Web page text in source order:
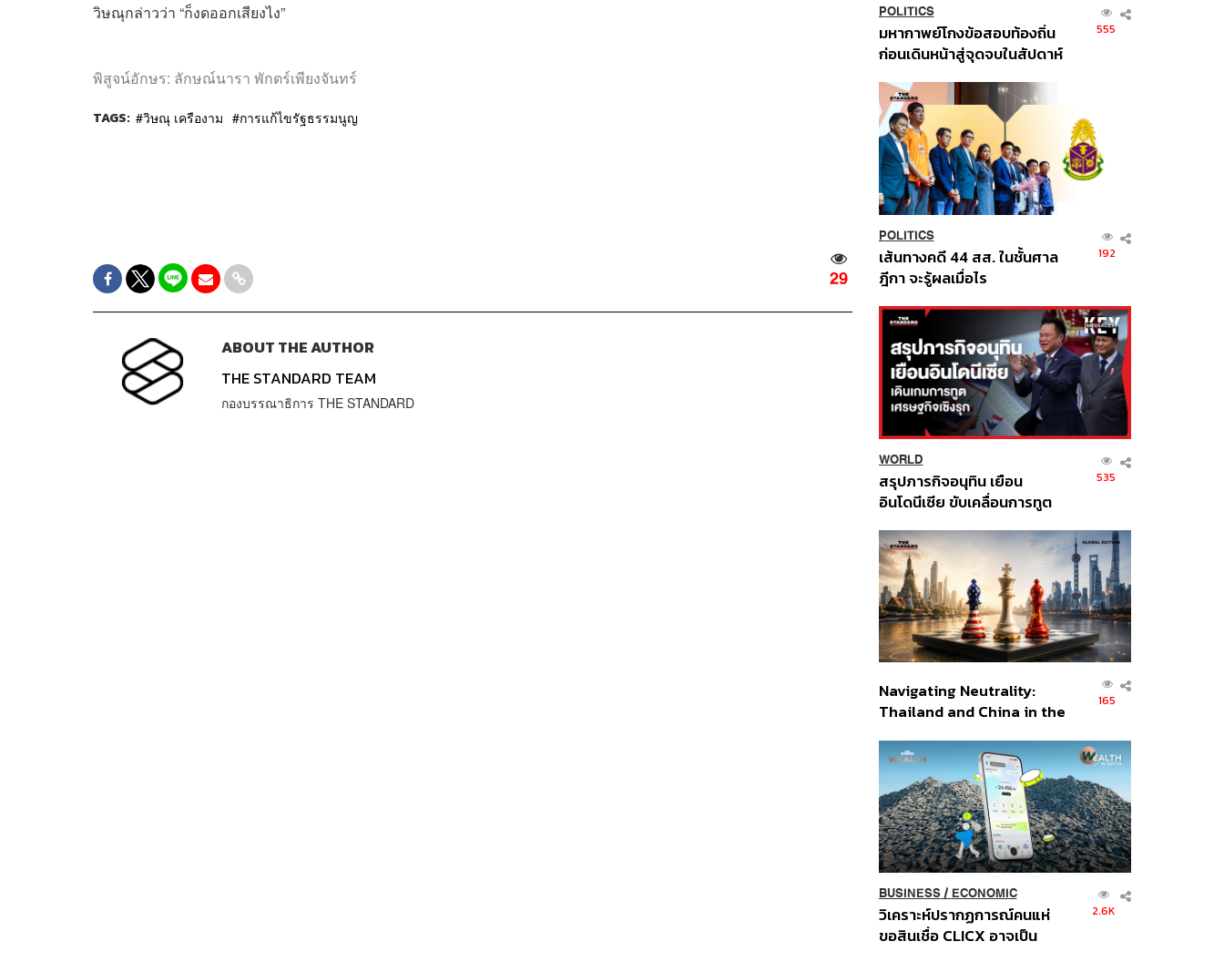
วิษณุกล่าวว่า “ก็งดออกเสียงไง”
พิสูจน์อักษร: ลักษณ์นารา พักตร์เพียงจันทร์
TAGS: วิษณุ เครืองาม การแก้ไขรัฐธรรมนูญ
29
ABOUT THE AUTHOR
THE STANDARD TEAM
กองบรรณาธิการ THE STANDARD
POLITICS
มหากาพย์โกงข้อสอบท้องถิ่น
ก่อนเดินหน้าสู่จุดจบในสัปดาห์
555
POLITICS
เส้นทางคดี 44 สส. ในชั้นศาล
ฎีกา จะรู้ผลเมื่อไร
192
WORLD
สรุปภารกิจอนุทิน เยือน
อินโดนีเซีย ขับเคลื่อนการทูต
ส่วนยุทธศาสตร์ไทย –
อินโดนีเซีย
535
Navigating Neutrality:
Thailand and China in the
Order
165
BUSINESS/ ECONOMIC
วิเคราะห์ปรากฏการณ์คนแห่
ขอสินเชื่อ CLICX อาจเป็น
2.6K